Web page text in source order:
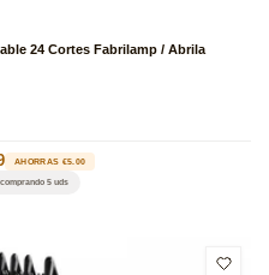
24 Cortes Fabrilamp / Abrila
AHORRAS €5.00
5 uds